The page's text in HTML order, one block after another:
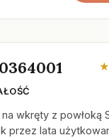
wkręty z powłoką
przez lata